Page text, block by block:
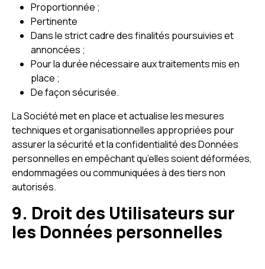
Proportionnée ;
Pertinente
Dans le strict cadre des finalités poursuivies et
annoncées ;
Pour la durée nécessaire aux traitements mis en
place ;
De façon sécurisée.
La Société met en place et actualise les mesures
techniques et organisationnelles appropriées pour
assurer la sécurité et la confidentialité des Données
personnelles en empêchant qu’elles soient déformées,
endommagées ou communiquées à des tiers non
autorisés.
9. Droit des Utilisateurs sur
les Données personnelles